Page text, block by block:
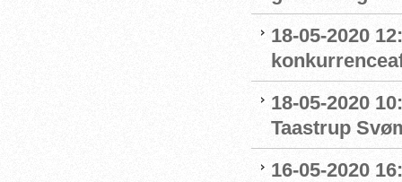
18-05-2020
18-05-2020
Taastrup
16-05-2020